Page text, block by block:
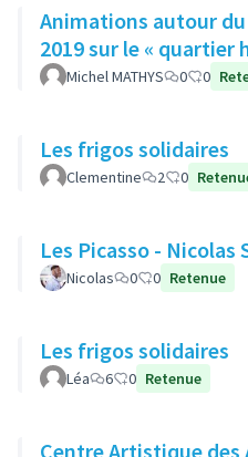
Animations autour
2019 sur le « quartier
Michel MATHYS 0 0
Les frigos solidaires
Clementine 2 0
Les Picasso - Nicolas
Nicolas 0 0 Retenue
Les frigos solidaires
Léa 6 0 Retenue
Centre Artistique des